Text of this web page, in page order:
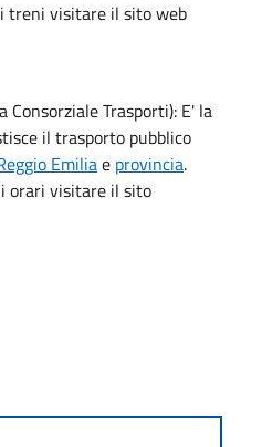
treni visitare il sito web
Consorziale Trasporti): E' la
il trasporto pubblico
Emiliae provincia.
orari visitare il sito